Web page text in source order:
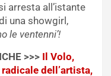
arresta all’istante
una showgirl,
le ventenni’!
>>> Il Volo,
dell’artista,